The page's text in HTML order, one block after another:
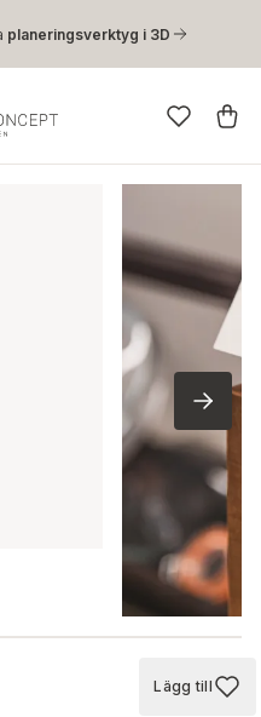
planeringsverktyg i 3D
Lägg till
Lägg till